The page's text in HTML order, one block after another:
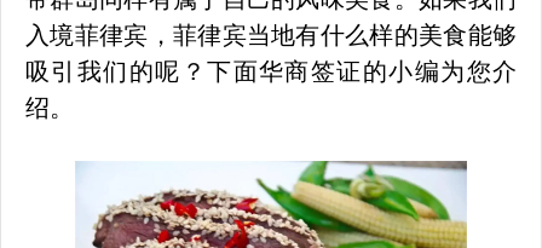
入境菲律宾，菲律宾当地有什么样的美食能够
吸引我们的呢？下面华商签证的小编为您介
绍。